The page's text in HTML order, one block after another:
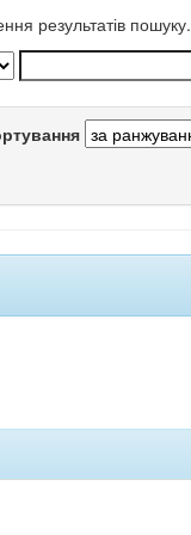
результатів пошуку.